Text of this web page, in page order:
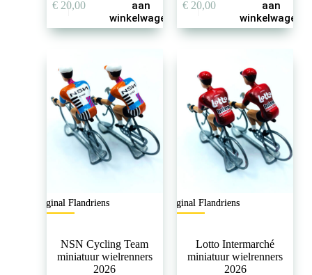
€20,00
aan
winkelwagen
€20,00
aan
winkelwagen
Original Flandriens
NSN Cycling Team
miniatuur wielrenners
2026
Original Flandriens
Lotto Intermarché
miniatuur wielrenners
2026